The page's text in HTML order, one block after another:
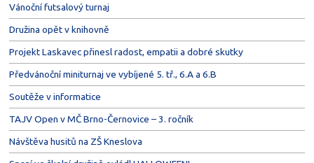
Vánoční futsalový turnaj
Družina opět v knihovně
Projekt Laskavec přinesl radost, empatii a dobré skutky
Předvánoční miniturnaj ve vybíjené 5. tř., 6.A a 6.B
Soutěže v informatice
TAJV Open v MČ Brno-Černovice – 3. ročník
Návštěva husitů na ZŠ Kneslova